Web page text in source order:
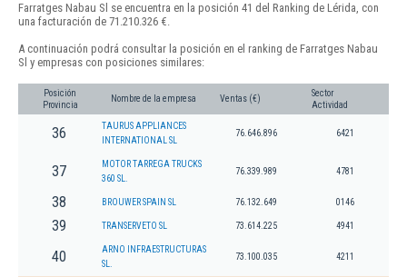
Farratges Nabau Sl se encuentra en la posición 41 del Ranking de Lérida, con
una facturación de 71.210.326 €.
A continuación podrá consultar la posición en el ranking de Farratges Nabau
Sl y empresas con posiciones similares:
Posición
Provincia
Nombre de la empresa Ventas (€)
Sector
Actividad
36
TAURUS APPLIANCES
INTERNATIONAL SL
76.646.896 6421
37
MOTOR TARREGA TRUCKS
360 SL.
76.339.989 4781
38 BROUWER SPAIN SL 76.132.649 0146
39 TRANSERVETO SL 73.614.225 4941
40
ARNO INFRAESTRUCTURAS
SL.
73.100.035 4211